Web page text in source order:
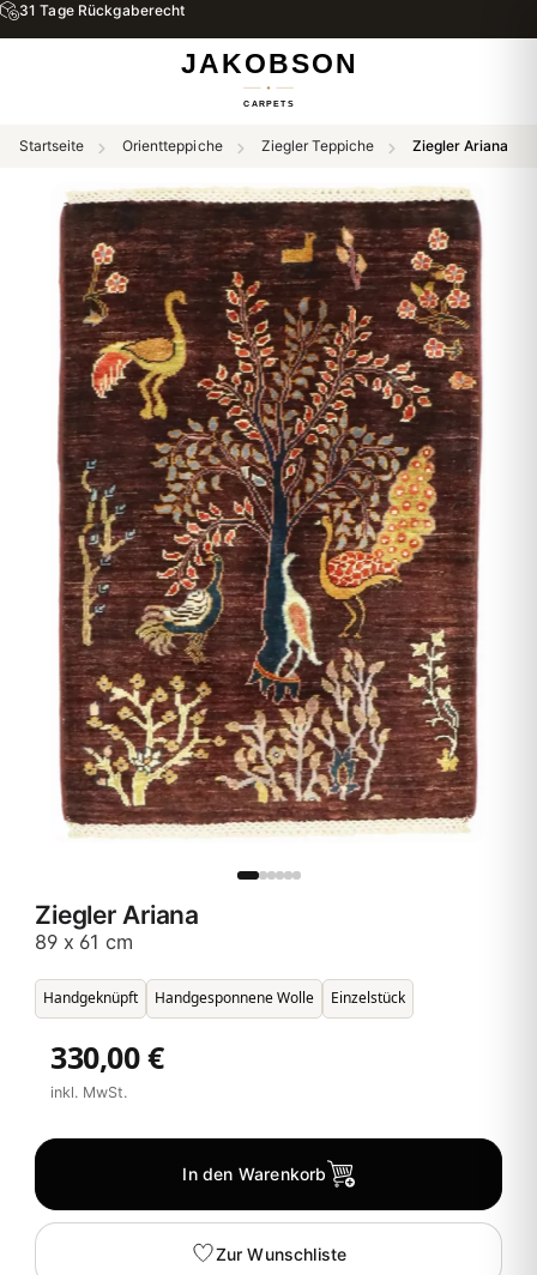
31 Tage Rückgaberecht
Startseite Orientteppiche Ziegler Teppiche Ziegler Ariana
Ziegler Ariana
89 x 61 cm
Handgeknüpft Handgesponnene Wolle Einzelstück
330,00 €
inkl. MwSt.
In den Warenkorb
Zur Wunschliste